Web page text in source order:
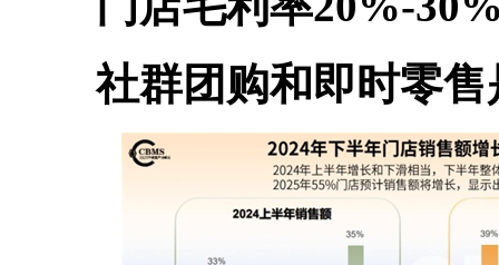
社群团购和即时零